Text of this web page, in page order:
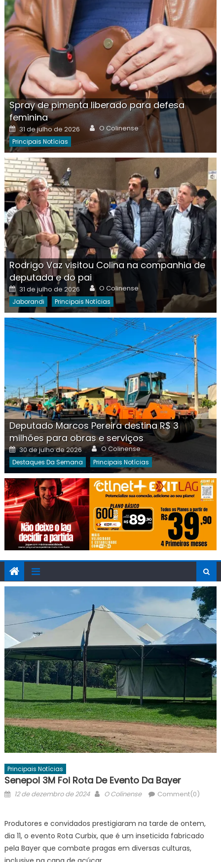
Spray de pimenta liberado para defesa
feminina
Posted
on
31 de julho de 2026 Author
O Colinense
Principais Notícias
Rodrigo Vaz visitou Colina na companhia de
deputada e do pai
Posted
on
31 de julho de 2026 Author
O Colinense
Jaborandi Principais Notícias
Deputado Marcos Pereira destina R$ 3
milhões para obras e serviços
Posted
on
30 de julho de 2026 Author
O Colinense
Destaques Da Semana Principais Notícias
Principais Notícias
Senepol 3M Foi Rota De Evento Da Bayer
Posted
12 de dezembro de 2024 Author
O Colinense Comment(0)
Produtores e convidados prestigiaram na tarde de ontem,
dia 11, o evento Rota Curbix, que é um inseticida fabricado
pela Bayer que combate pragas em diversas culturas,